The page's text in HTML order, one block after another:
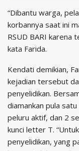
“Dibantu warga,
korbannya saat ini
RSUD BARI karena
kata Farida.
Kendati demikian,
kejadian tersebut
penyelidikan.
diamankan pula
peluru aktif, dan 2
kunci letter T.
penyelidikan, yang